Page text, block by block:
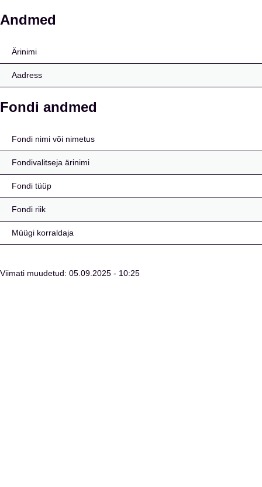
AlpInvest Atom Fund
Andmed
Ärinimi
Aadress
Fondi andmed
Fondi nimi või nimetus
Fondivalitseja ärinimi
Fondi tüüp
Fondi riik
Müügi korraldaja
Viimati muudetud: 05.09.2025 - 10:25